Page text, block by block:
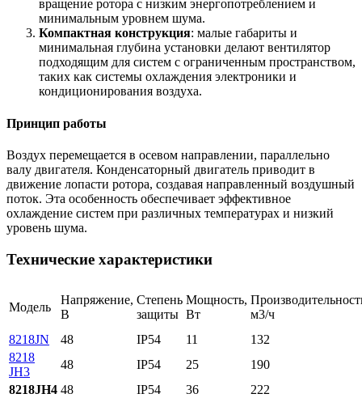
вращение ротора с низким энергопотреблением и
минимальным уровнем шума.
Компактная конструкция: малые габариты и
минимальная глубина установки делают вентилятор
подходящим для систем с ограниченным пространством,
таких как системы охлаждения электроники и
кондиционирования воздуха.
Принцип работы
Воздух перемещается в осевом направлении, параллельно
валу двигателя. Конденсаторный двигатель приводит в
движение лопасти ротора, создавая направленный воздушный
поток. Эта особенность обеспечивает эффективное
охлаждение систем при различных температурах и низкий
уровень шума.
Технические характеристики
Модель
Напряжение,
В
Степень
защиты
Мощность,
Вт
м3/ч
8218JN
48 IP54 11
132
8218
JH3
48 IP54 25
190
8218JH4 48 IP54 36 222